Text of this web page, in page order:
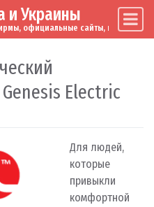
и Украины
официальные сайты, мировые
Electric
Для людей,
которые
привыкли
комфортной